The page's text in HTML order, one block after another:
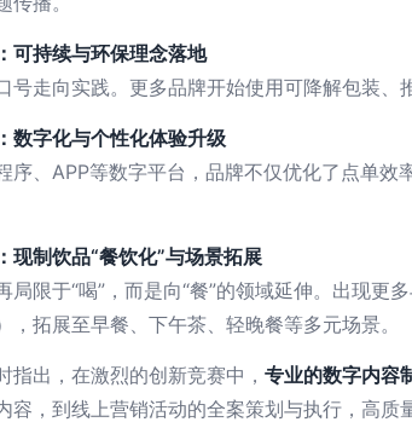
可持续与环保理念落地
号走向实践。更多品牌开始使用可降解包装、
数字化与个性化体验升级
序、APP等数字平台，品牌不仅优化了点单
现制饮品“餐饮化”与场景拓展
局限于“喝”，而是向“餐”的领域延伸。出现
，拓展至早餐、下午茶、轻晚餐等多元场景。
指出，在激烈的创新竞赛中， 专业的数字内容
容，到线上营销活动的全案策划与执行，高